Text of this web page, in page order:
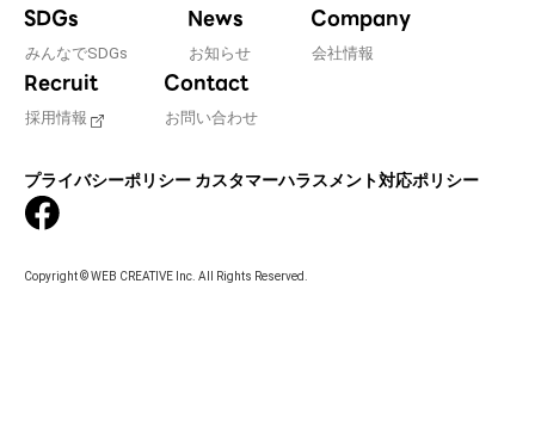
SDGs
みんなでSDGs
News
お知らせ
Company
会社情報
Recruit
採用情報
Contact
お問い合わせ
プライバシーポリシー カスタマーハラスメント対応ポリシー
Copyright © WEB CREATIVE Inc. All Rights Reserved.